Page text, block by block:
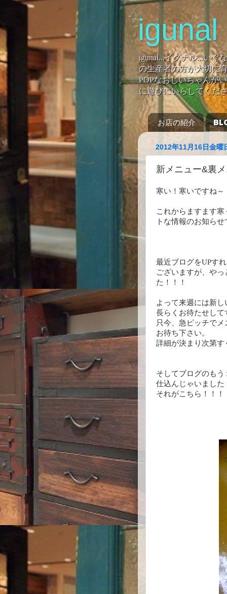
igunal
igunal...イグナル...いぐ
の生産者の方が大切に
POPなおじいちゃんが
に遊びにいらしてくだ
お店の紹介
2012年11月16日金曜
新メニュー&裏
寒い！寒いですね
これからますます
トな情報のお知らせ
最近ブログをUPす
ございますが、や
た！！！
よって来週には新
長らくお待たせし
只今、急ピッチで
お待ち下さい。
詳細が決まり次第
そしてブログのも
仕込んじゃいました
それがこちら！！！